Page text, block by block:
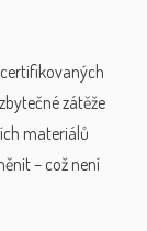
zátěže
materiálů
– což není